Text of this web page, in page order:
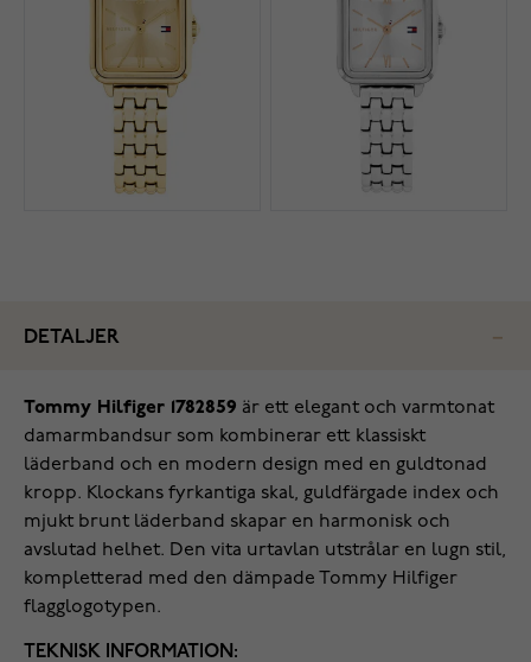
DETALJER
Tommy Hilfiger 1782859 är ett elegant och varmtonat
damarmbandsur som kombinerar ett klassiskt
läderband och en modern design med en guldtonad
kropp. Klockans fyrkantiga skal, guldfärgade index och
mjukt brunt läderband skapar en harmonisk och
avslutad helhet. Den vita urtavlan utstrålar en lugn stil,
kompletterad med den dämpade Tommy Hilfiger
flagglogotypen.
TEKNISK INFORMATION: